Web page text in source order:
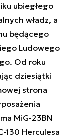
ubiegłego
władz, a
będącego
Ludowego
Od roku
dziesiątki
strona
MiG-23BN
130 Herculesa